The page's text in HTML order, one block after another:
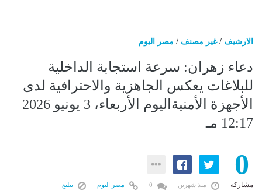
الارشيف /غير مصنف / مصر اليوم
دعاء زهران: سرعة استجابة الداخلية
للبلاغات يعكس الجاهزية والاحترافية لدى
الأجهزة الأمنيةاليوم الأربعاء، 3 يونيو 2026
12:17 مـ
0
مشاركة منذ شهرين مصر اليوم تبليغ